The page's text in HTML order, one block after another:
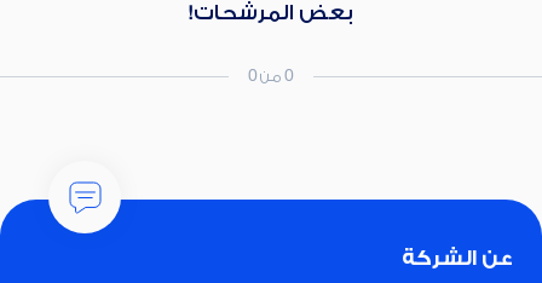
بعض المرشحات!
0 من 0
عن الشركة